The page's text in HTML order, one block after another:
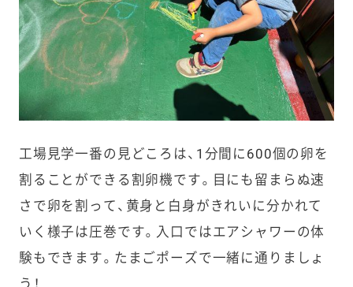
工場見学一番の見どころは、1分間に600個の卵を
割ることができる割卵機です。目にも留まらぬ速
さで卵を割って、黄身と白身がきれいに分かれて
いく様子は圧巻です。入口ではエアシャワーの体
験もできます。たまごポーズで一緒に通りましょ
う！